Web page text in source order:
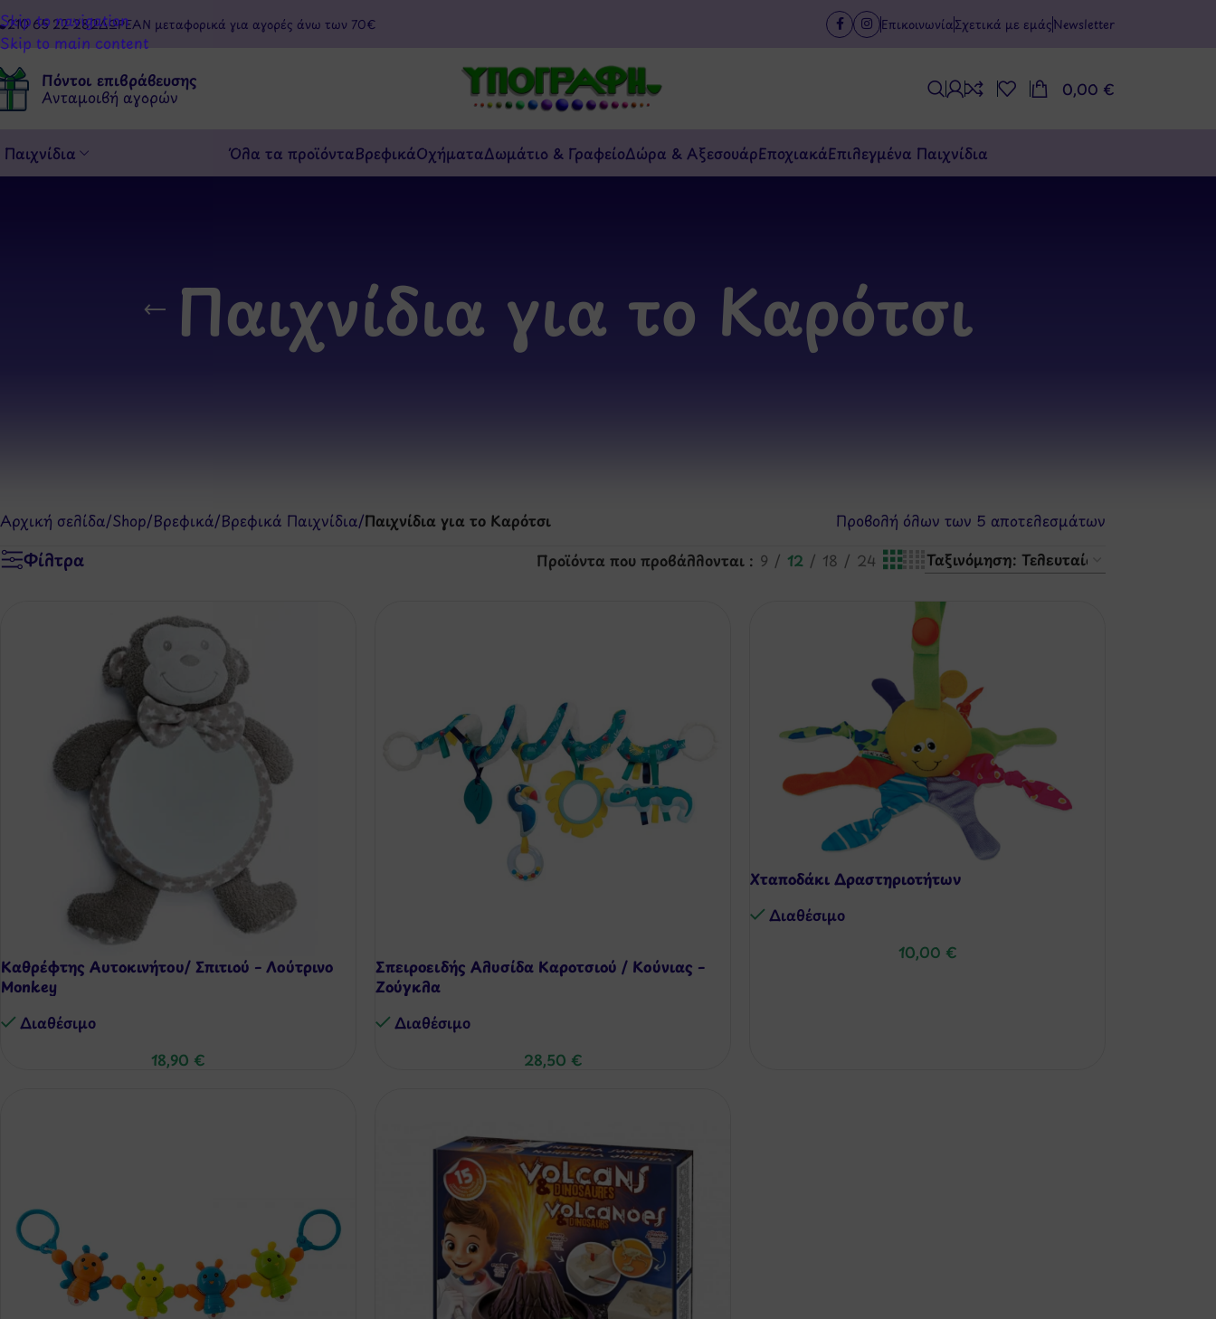
Skip to navigation
Skip to main content
210 65 22 282ΔΩΡΕΑΝ μεταφορικά για αγορές άνω των 70€ Επικοινωνία Σχετικά με εμάςNewsletter
Πόντοι επιβράβευσης
Ανταμοιβή αγορών 0,00 €
Παιχνίδια Όλα τα προϊόνταΒρεφικάΟχήματαΔωμάτιο & ΓραφείοΔώρα & ΑξεσουάρΕποχιακάΕπιλεγμένα Παιχνίδια
Παιχνίδια για το Καρότσι
Αρχική σελίδα/Shop/Βρεφικά/Βρεφικά Παιχνίδια/Παιχνίδια για το Καρότσι Προβολή όλων των 5 αποτελεσμάτων
Φίλτρα Προϊόντα που προβάλλονται 9 12 18 24
Καθρέφτης Αυτοκινήτου/ Σπιτιού – Λούτρινο
Monkey
Διαθέσιμo
18,90 €
Σπειροειδής Αλυσίδα Καροτσιού / Κούνιας –
Ζούγκλα
Διαθέσιμo
28,50 €
Χταποδάκι Δραστηριοτήτων
Διαθέσιμo
10,00 €